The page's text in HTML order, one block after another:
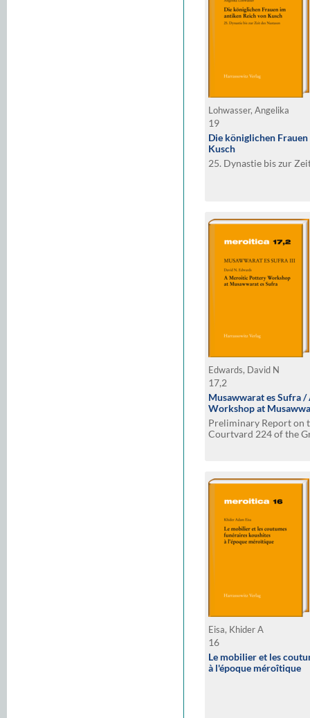
Lohwasser, Angelika
19
Die königlichen
Kusch
25. Dynastie bis zur
Edwards, David N
17,2
Musawwarat es Sufra
Workshop at
Preliminary Report on
Courtvard 224 of the
Eisa, Khider A
16
Le mobilier et les
à l'époque méroîtique